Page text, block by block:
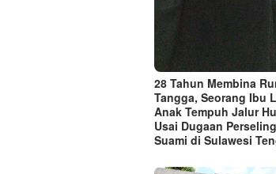
28 Tahun Membina
Tangga, Seorang Ibu
Anak Tempuh Jalur
Usai Dugaan
Suami di Sulawesi